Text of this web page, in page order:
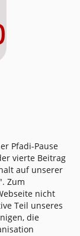
Pfadi-Pause
vierte Beitrag
auf unserer
Zum
nicht
Teil unseres
die